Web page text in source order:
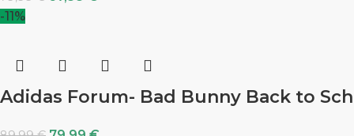
-11%
Adidas Forum- Bad Bunny Back to